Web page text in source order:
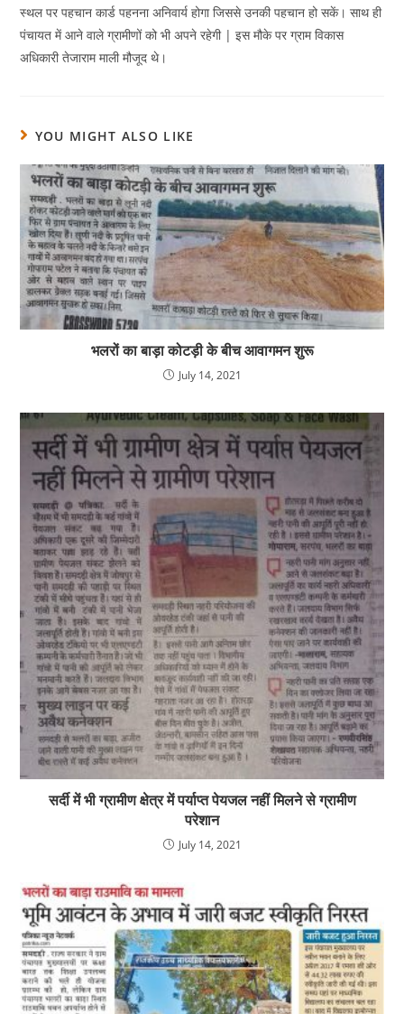
स्थल पर पहचान कार्ड पहनना अनिवार्य होगा जिससे उनकी पहचान हो सकें। साथ ही
पंचायत में आने वाले ग्रामीणों को भी अपने रहेगी | इस मौके पर ग्राम विकास
अधिकारी तेजाराम माली मौजूद थे।
YOU MIGHT ALSO LIKE
भलरों का बाड़ा कोटड़ी के बीच आवागमन शुरू
July 14, 2021
सर्दी में भी ग्रामीण क्षेत्र में पर्याप्त पेयजल नहीं मिलने से ग्रामीण
परेशान
July 14, 2021